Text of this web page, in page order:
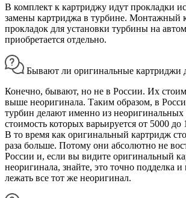
В комплект к картриджу идут прокладки
замены картриджа в турбине. Монтажный
прокладок для установки турбины на
приобретается отдельно.
Бывают ли оригинальные картриджи
Конечно, бывают, но не в России. Их
выше неоригинала. Таким образом, в
турбин делают именно из неоригинальных
стоимость которых варьируется от 5000 до
В то время как оригинальный картридж
раза больше. Потому они абсолютно не
России и, если вы видите оригинальный
неоригинала, знайте, это точно подделка и
лежать все тот же неоригинал.